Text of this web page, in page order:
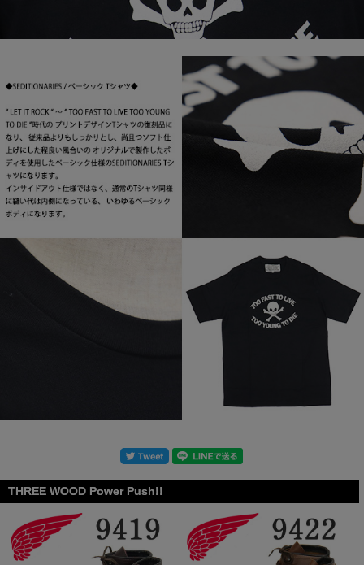
THREE WOOD Power Push!!